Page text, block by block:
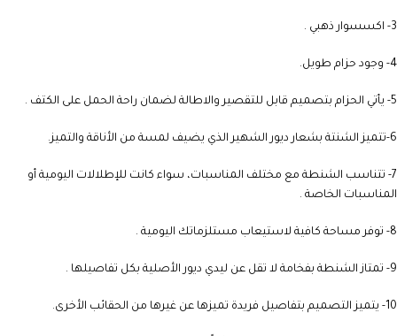
3- اكسسوار ذهبي .
4- وجود حزام طويل.
5- يأتي الحزام بتصميم قابل للتقصير والاطالة لضمان راحة الحمل على الكتف .
6-تتميز الشنتة بشعار ديور الشهير الذي يضيف لمسة من الأناقة والتميز.
7- تتناسب الشنطة مع مختلف المناسبات، سواء كانت للإطلالات اليومية أو
المناسبات الخاصة .
8- توفر مساحة كافية لاستيعاب مستلزماتك اليومية .
9- تمتاز الشنطة بفخامة لا تقل عن ليدي ديور الأصلية بكل تفاصيلها .
10- يتميز التصميم بتفاصيل فريدة تميزها عن غيرها من الحقائب الأخرى.